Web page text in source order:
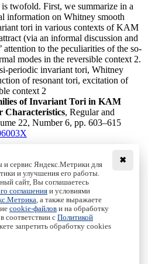
twofold. First, we summarize in a
information on Whitney smooth
tori in various contexts of KAM
(via an informal discussion and
attention to the peculiarities of the so-
modes in the reversible context 2.
periodic invariant tori, Whitney
of resonant tori, excitation of
context 2
of Invariant Tori in KAM
Characteristics, Regular and
22, Number 6, pp. 603–615
Springer website
Izhevsk, 2005 - 2026
✖
сервис Яндекс.Метрики для
и улучшения его работы.
сайт, Вы соглашаетесь
соглашения и условиями
, а также выражаете
cookie-файлов и на обработку
соответствии с Политикой
запретить обработку cookies